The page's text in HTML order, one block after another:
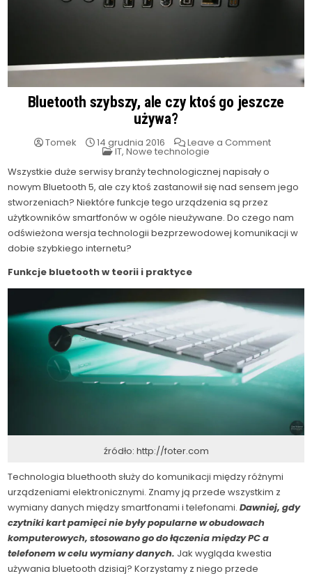
Bluetooth szybszy, ale czy ktoś go jeszcze
używa?
Tomek 14 grudnia 2016 Leave a Commenton
ktoś
go
używa?
Posted
IT, Nowe technologie
Wszystkie duże serwisy branży technologicznej napisały o
nowym Bluetooth 5, ale czy ktoś zastanowił się nad sensem jego
stworzeniach? Niektóre funkcje tego urządzenia są przez
użytkowników smartfonów w ogóle nieużywane. Do czego nam
odświeżona wersja technologii bezprzewodowej komunikacji w
dobie szybkiego internetu?
Funkcje bluetooth w teorii i praktyce
źródło: http://foter.com
Technologia bluethooth służy do komunikacji między różnymi
urządzeniami elektronicznymi. Znamy ją przede wszystkim z
wymiany danych między smartfonami i telefonami.Dawniej, gdy
czytniki kart pamięci nie były popularne w obudowach
komputerowych, stosowano go do łączenia między PC a
telefonem w celu wymiany danych. Jak wygląda kwestia
używania bluetooth dzisiaj? Korzystamy z niego przede